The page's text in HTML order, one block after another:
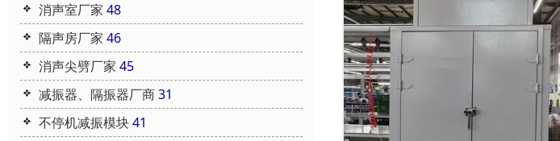
消声室厂家 48
隔声房厂家 46
消声尖劈厂家 45
减振器、隔振器厂商31
不停机减振模块41